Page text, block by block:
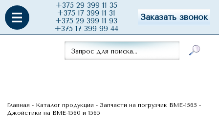
+375 29 399 11 35
+375 17 399 11 31
+375 29 399 11 93
+375 17 399 99 44
Заказать звонок
Главная - Каталог продукции - Запчасти на погрузчик ВМЕ-1565 -
Джойстики на ВМЕ-1560 и 1565